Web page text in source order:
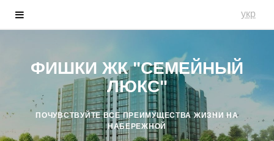
укр
ФИШКИ ЖК "СЕМЕЙНЫЙ
ЛЮКС"
ПОЧУВСТВУЙТЕ ВСЕ ПРЕИМУЩЕСТВА ЖИЗНИ НА
НАБЕРЕЖНОЙ